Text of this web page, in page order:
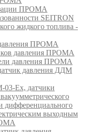
ПРОМА
SEITRON
жидкого топлива -
ПРОМА
давления ПРОМА
давления ПРОМА
давления ДДМ
Ех, датчики
дифференциального
выходным